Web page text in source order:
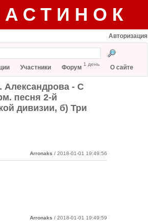
Авторизация
Участники Форум 1 день О сайте
- С
песня 2-й
дивизии, б) Три
Arronaks / 2018-01-01 19:49:56
Arronaks / 2018-01-01 19:49:59